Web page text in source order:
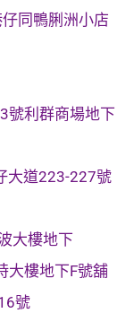
同鴨脷洲小店
號利群商場地下
大道223-227號
大樓地下
大樓地下F號舖
號